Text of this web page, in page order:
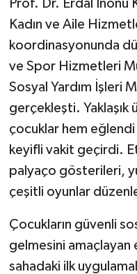
Prof. Dr. Erdal İnönü
Kadın ve Aile
koordinasyonunda
ve Spor Hizmetleri
Sosyal Yardım İşleri
gerçekleşti. Yaklaşık
çocuklar hem
keyifli vakit geçirdi.
palyaço gösterileri,
çeşitli oyunlar
Çocukların güvenli
gelmesini amaçlayan
sahadaki ilk
RESMİ İLAN
MAGAZİN